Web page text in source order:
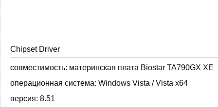
Chipset Driver
совместимость: материнская плата Biostar TA790GX XE
операционная система: Windows Vista / Vista x64
версия: 8.51